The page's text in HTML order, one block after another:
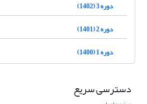
دوره 3 (1402)
دوره 2 (1401)
دوره 1 (1400)
دسترسی سریع